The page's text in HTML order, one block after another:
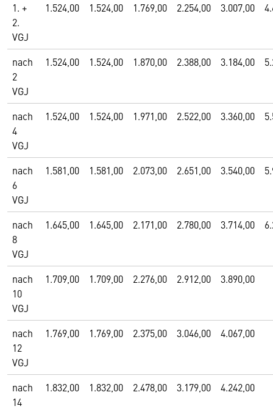
1. +
2.
VGJ
1.524,00 1.524,00 1.769,00 2.254,00 3.007,00
nach
2
VGJ
1.524,00 1.524,00 1.870,00 2.388,00 3.184,00
nach
4
VGJ
1.524,00 1.524,00 1.971,00 2.522,00 3.360,00
nach
6
VGJ
1.581,00 1.581,00 2.073,00 2.651,00 3.540,00
nach
8
VGJ
1.645,00 1.645,00 2.171,00 2.780,00 3.714,00
nach
10
VGJ
1.709,00 1.709,00 2.276,00 2.912,00 3.890,00
nach
12
VGJ
1.769,00 1.769,00 2.375,00 3.046,00 4.067,00
nach
14
1.832,00 1.832,00 2.478,00 3.179,00 4.242,00